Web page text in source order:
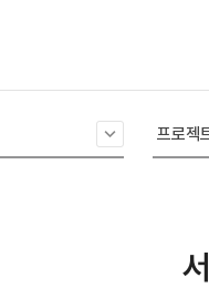
프로젝